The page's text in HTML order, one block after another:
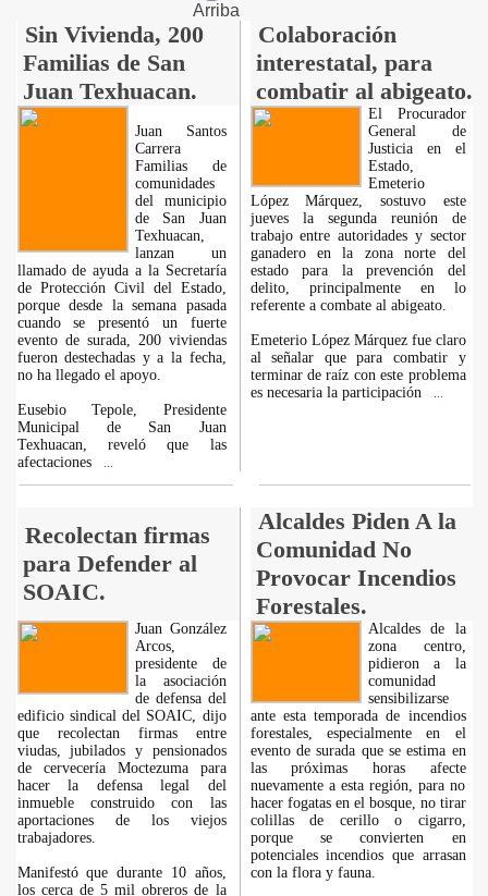
Arriba
Sin Vivienda, 200
Familias de San
Juan Texhuacan.
Colaboración
interestatal, para
combatir al abigeato.
Juan Santos
Carrera
Familias de
comunidades
del municipio
de San Juan
Texhuacan,
lanzan un
llamado de ayuda a la Secretaría
de Protección Civil del Estado,
porque desde la semana pasada
cuando se presentó un fuerte
evento de surada, 200 viviendas
fueron destechadas y a la fecha,
no ha llegado el apoyo.
Eusebio Tepole, Presidente
Municipal de San Juan
Texhuacan, reveló que las
afectaciones
El Procurador
General de
Justicia en el
Estado,
Emeterio
López Márquez, sostuvo este
jueves la segunda reunión de
trabajo entre autoridades y sector
ganadero en la zona norte del
estado para la prevención del
delito, principalmente en lo
referente a combate al abigeato.
Emeterio López Márquez fue claro
al señalar que para combatir y
terminar de raíz con este problema
es necesaria la participación
Recolectan firmas
para Defender al
SOAIC.
Alcaldes Piden A la
Comunidad No
Provocar Incendios
Forestales.
Juan González
Arcos,
presidente de
la asociación
de defensa del
edificio sindical del SOAIC, dijo
que recolectan firmas entre
viudas, jubilados y pensionados
de cervecería Moctezuma para
hacer la defensa legal del
inmueble construido con las
aportaciones de los viejos
trabajadores.
Manifestó que durante 10 años,
los cerca de 5 mil obreros de la
Alcaldes de la
zona centro,
pidieron a la
comunidad
sensibilizarse
ante esta temporada de incendios
forestales, especialmente en el
evento de surada que se estima en
las próximas horas afecte
nuevamente a esta región, para no
hacer fogatas en el bosque, no tirar
colillas de cerillo o cigarro,
porque se convierten en
potenciales incendios que arrasan
con la flora y fauna.